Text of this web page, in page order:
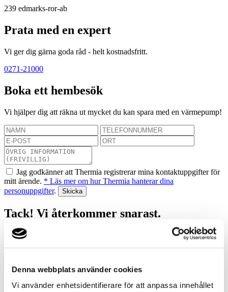
Denna webbplats använder cookies
Vi använder enhetsidentifierare för att anpassa innehållet
239 edmarks-ror-ab
Prata med en expert
Vi ger dig gärna goda råd - helt kostnadsfritt.
0271-21000
Boka ett hembesök
Vi hjälper dig att räkna ut mycket du kan spara med en värmepump!
Jag godkänner att Thermia registrerar mina kontaktuppgifter för
mitt ärende. * Läs mer om hur Thermia hanterar dina
personuppgifter.
Tack! Vi återkommer snarast.
Misslyckades
Ring oss om du har några frågor!